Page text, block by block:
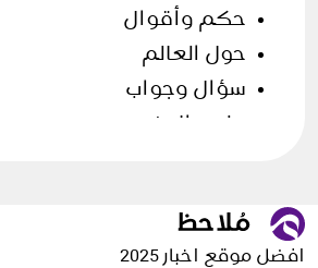
حكم وأقوال
حول العالم
سؤال وجواب
علوم الارض
مقالات منوعة
افضل موقع اخبار 2025